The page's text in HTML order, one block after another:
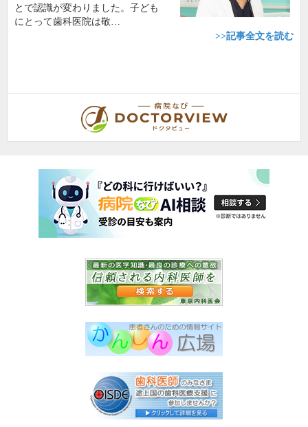
とで認識が変わりました。子ども
にとって歯科医院は敬…
>>記事全文を読む